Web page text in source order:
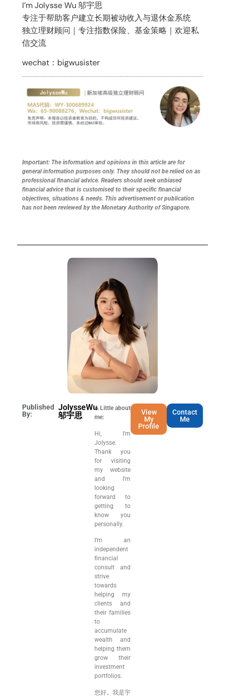
I’m Jolysse Wu 邬宇思
专注于帮助客户建立长期被动收入与退休金系统
独立理财顾问｜专注指数保险、基金策略｜欢迎私
信交流
wechat：bigwusister
Important: The information and opinions in this article are for
general information purposes only. They should not be relied on as
professional financial advice. Readers should seek unbiased
financial advice that is customised to their specific financial
objectives, situations & needs. This advertisement or publication
has not been reviewed by the Monetary Authority of Singapore.
Published
By:
JolysseWu
邬宇思
A Little about
me:
Hi, I’m
Jolysse.
Thank you
for visiting
my website
and I’m
looking
forward to
getting to
know you
personally.
I’m an
independent
financial
consult and
strive
towards
helping my
clients and
their families
to
accumulate
wealth and
helping them
grow their
investment
portfolios.
您好。我是宇
View
My
Profile
Contact
Me